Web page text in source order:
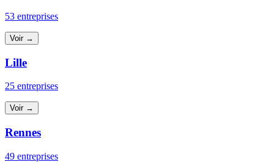
53 entreprises
Voir →
Lille
25 entreprises
Voir →
Rennes
49 entreprises